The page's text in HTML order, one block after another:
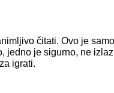
čitati. Ovo je
jedno je sigurno, ne
igrati.